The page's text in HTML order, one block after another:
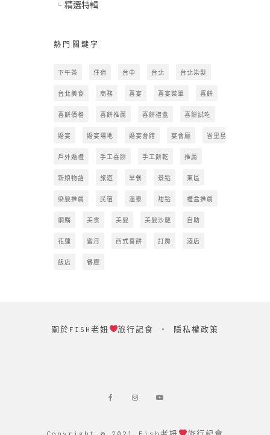
精選特輯
熱門關鍵字
下午茶 住宿 台中 台北 台北染髮
台北美食 商務 喜宴 喜宴菜單 喜餅
喜餅價格 喜餅推薦 喜餅禮盒 喜餅試吃
婚宴 婚宴場地 婚宴會館 宴會廳 峇里島
戶外婚禮 手工喜餅 手工餅乾 推薦
新娘物語 旅遊 早餐 景點 東區
染髮推薦 民宿 溫泉 甜點 禮盒推薦
網購 美食 美髮 美髮沙龍 自助
花蓮 蜜月 西式喜餅 訂房 酒店
飯店 餐廳
關於FISH老妞 旅行記食 ‧ 隱私權政策